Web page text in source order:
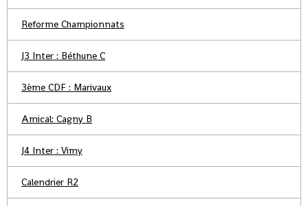
Reforme Championnats
J3 Inter : Béthune C
3ème CDF : Marivaux
Amical: Cagny B
J4 Inter : Vimy
Calendrier R2